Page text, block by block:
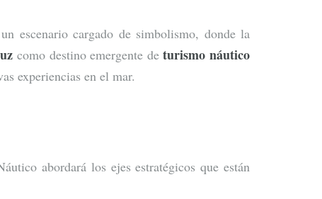
escenario cargado de simbolismo, donde la
como destino emergente deturismo náutico
experiencias en el mar.
abordará los ejes estratégicos que están